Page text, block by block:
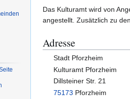
Das Kulturamt wird von
angestellt. Zusätzlich zu
Adresse
Stadt Pforzheim
Kulturamt Pforzheim
Dillsteiner Str. 21
75173 Pforzheim